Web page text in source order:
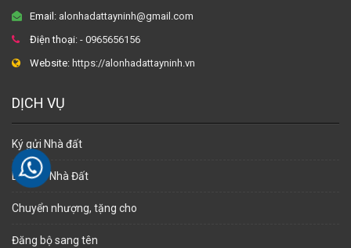
Email: alonhadattayninh@gmail.com
Điện thoại: - 0965656156
Website: https://alonhadattayninh.vn
DỊCH VỤ
Ký gửi Nhà đất
Dịch vụ Nhà Đất
Chuyển nhượng, tặng cho
Đăng bộ sang tên